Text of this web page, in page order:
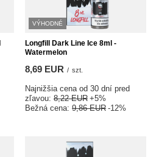
VÝHODNÉ
Longfill Dark Line Ice 8ml -
Watermelon
8,69 EUR / szt.
Najnižšia cena od 30 dní pred
zľavou: 8,22 EUR +5%
Bežná cena: 9,86 EUR -12%